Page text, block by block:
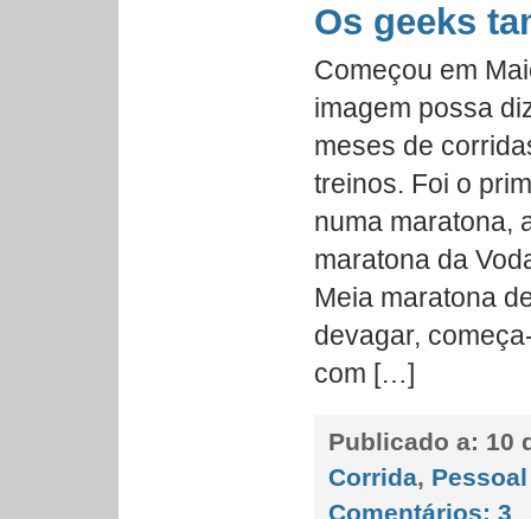
Os geeks
Começou em
imagem possa
meses de
treinos. Foi o
numa maratona,
maratona da
Meia maratona
devagar,
com […]
Publicado a: 10
Corrida, Pessoal
Comentários: 3